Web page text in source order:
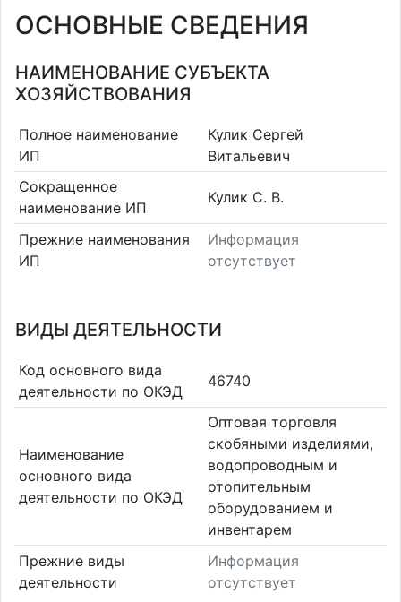
ОСНОВНЫЕ СВЕДЕНИЯ
НАИМЕНОВАНИЕ СУБЪЕКТА
ХОЗЯЙСТВОВАНИЯ
Полное наименование
ИП
Кулик Сергей
Витальевич
Сокращенное
наименование ИП
Кулик С. В.
Прежние наименования
ИП
Информация
отсутствует
ВИДЫ ДЕЯТЕЛЬНОСТИ
Код основного вида
деятельности по ОКЭД
46740
Наименование
основного вида
деятельности по ОКЭД
Оптовая торговля
скобяными изделиями,
водопроводным и
отопительным
оборудованием и
инвентарем
Прежние виды
деятельности
Информация
отсутствует